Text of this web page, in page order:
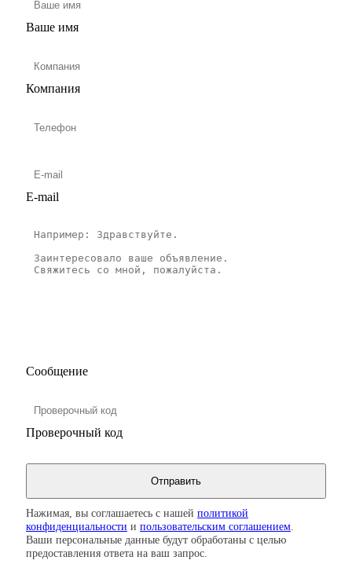
Ваше имя
Компания
E-mail
Сообщение
Проверочный код
Нажимая, вы соглашаетесь с нашей политикой
конфиденциальности и пользовательским соглашением.
Ваши персональные данные будут обработаны с целью
предоставления ответа на ваш запрос.